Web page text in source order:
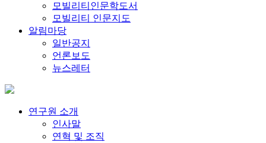
모빌리티인문학도서
모빌리티 인문지도
알림마당
일반공지
언론보도
뉴스레터
연구원 소개
인사말
연혁 및 조직